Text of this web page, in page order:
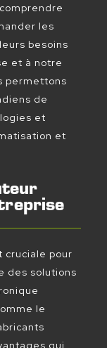
les
besoins
et à notre
permettons
de
et
et
cruciale pour
des solutions
le
qui